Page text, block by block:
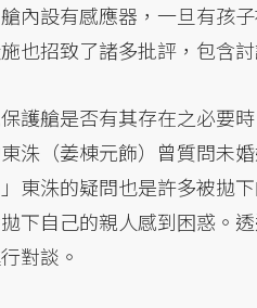
內設有感應器，一旦有孩
也招致了諸多批評，包含
護艙是否有其存在之必要
洙（姜棟元飾）曾質問未
東洙的疑問也是許多被拋
下自己的親人感到困惑。
對談。